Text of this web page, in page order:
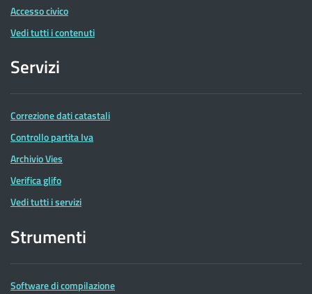
Accesso civico
Vedi tutti i contenuti
Servizi
Correzione dati catastali
Controllo partita Iva
Archivio Vies
Verifica glifo
Vedi tutti i servizi
Strumenti
Software di compilazione